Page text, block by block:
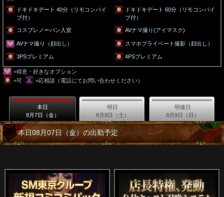
ドキドキデート 40分（リモコンバイ
ブ付）
ドキドキデート 60分（リモコンバイ
ブ付）
コスプレノーパン入室 AVナマ撮り(アイマスク)
AVナマ撮り（顔出し） スマホプライベート撮影（顔出し）
3PSプレミアム 4PSプレミアム
=得意・好きなオプション
=可
=応相談（電話にてお問い合わせください）
本日
8月7日（金）
明日
8月8日（土）
明後日
8月9日（日）
本日08月07日（金）の出勤予定